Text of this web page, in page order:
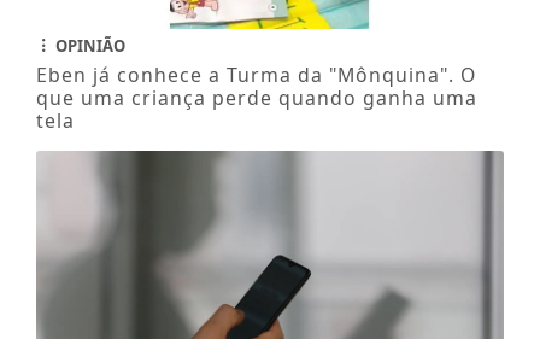
OPINIÃO
Eben já conhece a Turma da "Mônquina". O
que uma criança perde quando ganha uma
tela